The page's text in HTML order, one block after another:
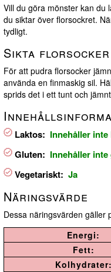
Vill du göra mönster kan du
du siktar över florsockret.
tydligt.
Sikta florsocker
För att pudra florsocker
använda en finmaskig sil.
sprids det i ett tunt och
Laktos: Innehåller
Gluten: Innehåller
Vegetariskt: Ja
Näringsvärde
Dessa näringsvärden gäller
Energi:
Fett:
Kolhydrater: